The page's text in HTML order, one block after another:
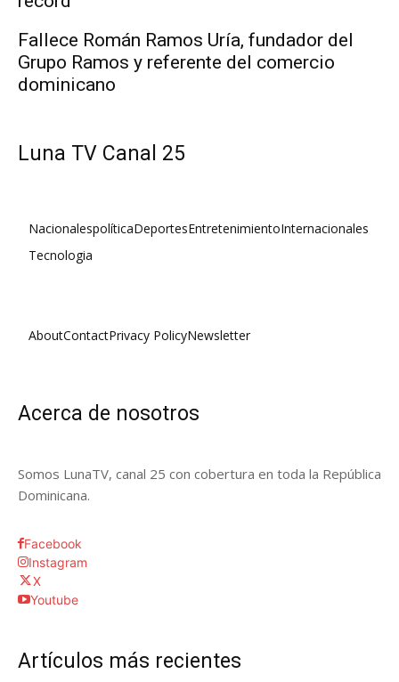
Fallece Román Ramos Uría, fundador del
Grupo Ramos y referente del comercio
dominicano
Luna TV Canal 25
NacionalespolíticaDeportesEntretenimientoInternacionales
Tecnologia
AboutContactPrivacy PolicyNewsletter
Acerca de nosotros
Somos LunaTV, canal 25 con cobertura en toda la República
Dominicana.
Facebook
Instagram
X
Youtube
Artículos más recientes